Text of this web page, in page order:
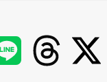
】
【LINE】 【threads】